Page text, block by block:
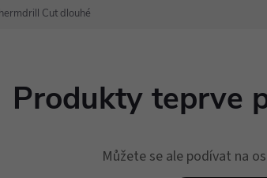
Cut dlouhé
Produkty teprve
Můžete se ale podívat na